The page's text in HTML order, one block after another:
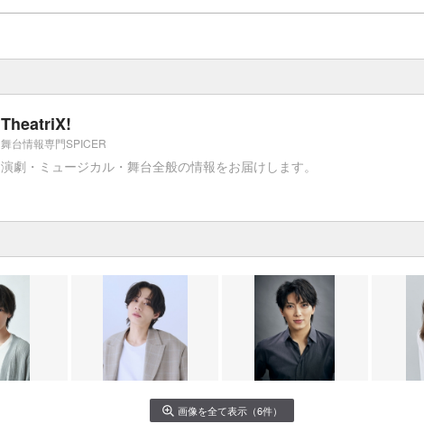
TheatriX!
舞台情報専門SPICER
演劇・ミュージカル・舞台全般の情報をお届けします。
画像を全て表示（6件）